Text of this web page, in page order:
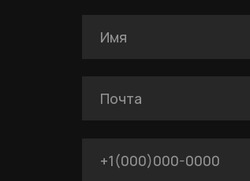
Я подтверждаю ознакомление с
Оставить заявку